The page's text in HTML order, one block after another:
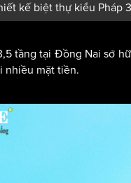
kế biệt thự kiểu Pháp
tầng tại Đồng Nai sở
nhiều mặt tiền.